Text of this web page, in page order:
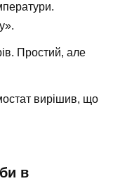
Простий, але
вирішив, що
в